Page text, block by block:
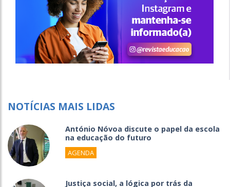
NOTÍCIAS MAIS LIDAS
António Nóvoa discute o papel da escola
na educação do futuro
AGENDA
Justiça social, a lógica por trás da